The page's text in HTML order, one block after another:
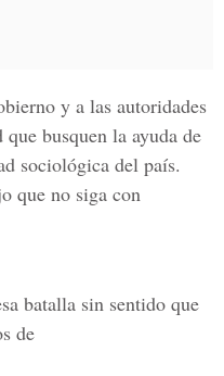
y a las autoridades
busquen la ayuda de
sociológica del país.
que no siga con
batalla sin sentido que
de